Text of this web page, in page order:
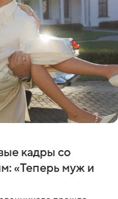
кадры со
«Теперь муж и